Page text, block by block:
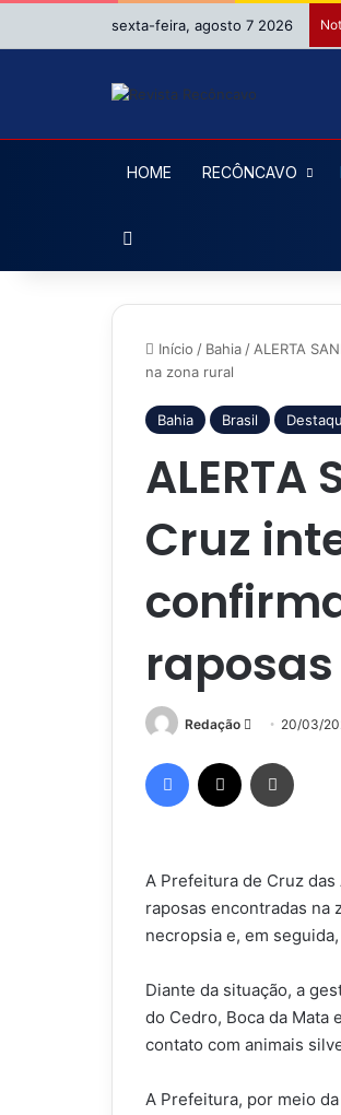
sexta-feira, agosto 7 2026
HOME RECÔNCAVO
Início / Bahia / ALERTA
na zona rural
Bahia Brasil
ALERTA
Cruz
Redação
Mande
e-
mail
20/03/
Facebook
A Prefeitura de Cruz
raposas encontradas na
necropsia e, em
Diante da situação, a
do Cedro, Boca da
contato com animais
A Prefeitura, por meio